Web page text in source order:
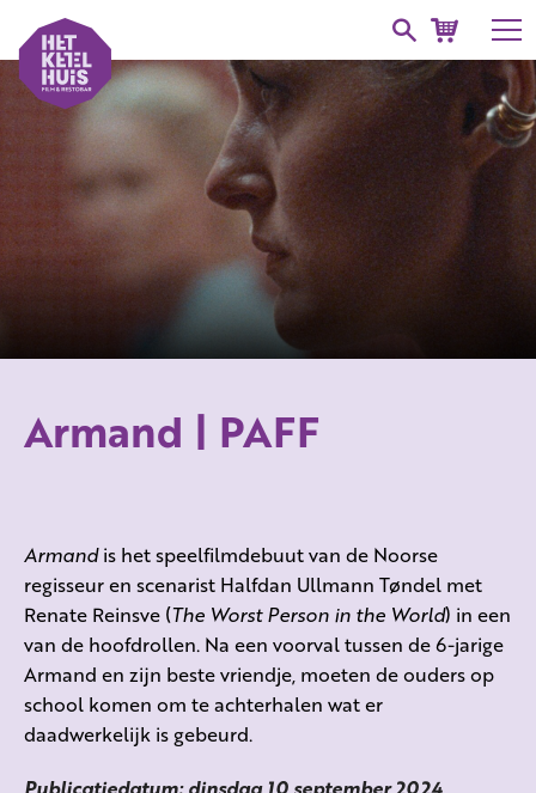
Armand | PAFF
Armandis het speelfilmdebuut van de Noorse
regisseur en scenarist Halfdan Ullmann Tøndel met
Renate Reinsve (The Worst Person in the World) in een
van de hoofdrollen. Na een voorval tussen de 6-jarige
Armand en zijn beste vriendje, moeten de ouders op
school komen om te achterhalen wat er
daadwerkelijk is gebeurd.
Publicatiedatum: dinsdag 10 september 2024